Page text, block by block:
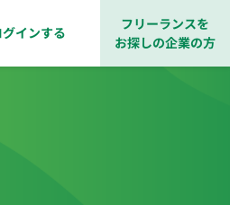
グインする
フリーランスを
お探しの企業の方